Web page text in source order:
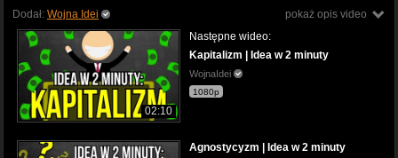
pokaż opis video
Dodał: Wojna Idei
02:10
Następne wideo:
Kapitalizm | Idea w 2 minuty
WojnaIdei
1080p
Agnostycyzm | Idea w 2 minuty